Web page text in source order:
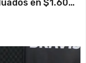
en $1.600